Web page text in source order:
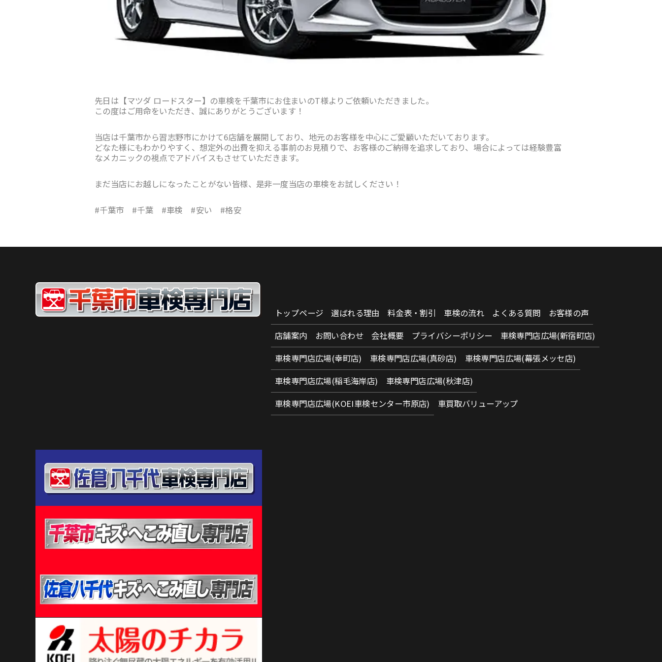
先日は【マツダ ロードスター】の車検を千葉市にお住まいのT様よりご依頼いただきました。
この度はご用命をいただき、誠にありがとうございます！
当店は千葉市から習志野市にかけて6店舗を展開しており、地元のお客様を中心にご愛顧いただいております。
どなた様にもわかりやすく、想定外の出費を抑える事前のお見積りで、お客様のご納得を追求しており、場合によっては経験豊富
なメカニックの視点でアドバイスもさせていただきます。
まだ当店にお越しになったことがない皆様、是非一度当店の車検をお試しください！
#千葉市 #千葉 #車検 #安い #格安
トップページ 選ばれる理由 料金表・割引 車検の流れ よくある質問
お客様の声
店舗案内
お問い合わせ 会社概要 プライバシーポリシー
車検専門店広場(新宿町店)
車検専門店広場(幸町店)
車検専門店広場(真砂店)
車検専門店広場(幕張メッセ店)
車検専門店広場(稲毛海岸店)
車検専門店広場(秋津店)
車検専門店広場(KOEI車検センター市原店)
車買取バリューアップ